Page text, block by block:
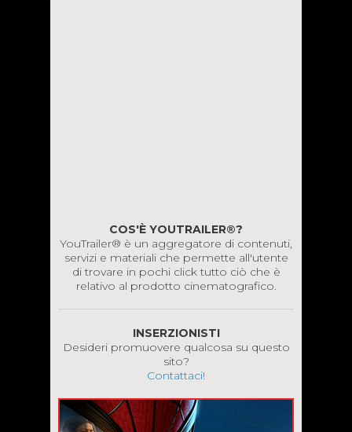
COS'È YOUTRAILER®?
YouTrailer® è un aggregatore di contenuti,
servizi e materiali che permette all'utente
di trovare in pochi click tutto ciò che è
relativo al prodotto cinematografico.
INSERZIONISTI
Desideri promuovere qualcosa su questo
sito?
Contattaci!